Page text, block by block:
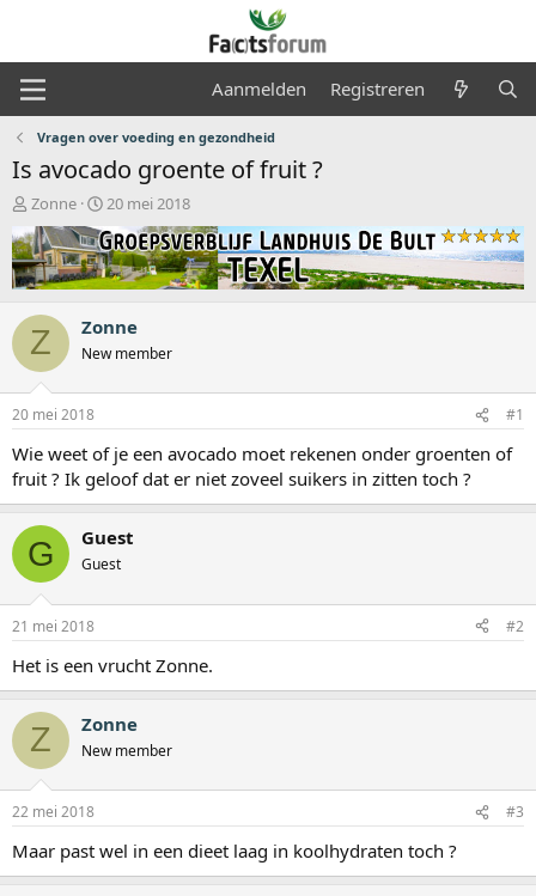
Aanmelden Registreren
Vragen over voeding en gezondheid
Is avocado groente of fruit ?
O
n
d
e
r
w
e
r
p
s
t
r
t
e
r
Zonne
S
a
r
t
a
t
m
20 mei 2018
Z Zonne
New member
20 mei 2018 #1
Wie weet of je een avocado moet rekenen onder groenten of
fruit ? Ik geloof dat er niet zoveel suikers in zitten toch ?
G Guest
Guest
21 mei 2018 #2
Het is een vrucht Zonne.
Z Zonne
New member
22 mei 2018 #3
Maar past wel in een dieet laag in koolhydraten toch ?